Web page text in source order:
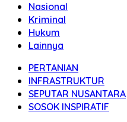
Nasional
Kriminal
Hukum
Lainnya
PERTANIAN
INFRASTRUKTUR
SEPUTAR NUSANTARA
SOSOK INSPIRATIF